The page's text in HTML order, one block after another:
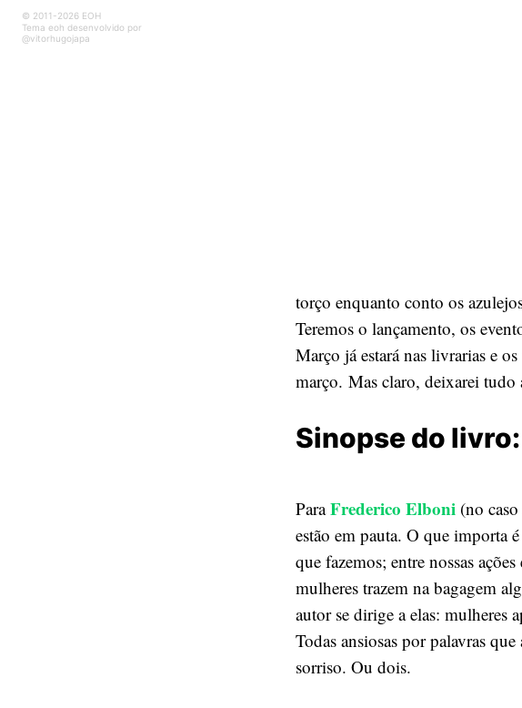
© 2011-2026 EOH
Tema eoh desenvolvido por
@vitorhugojapa
torço enquanto conto os
Teremos o lançamento, os
Março já estará nas livrarias e
março. Mas claro, deixarei tudo
Sinopse do livro:
ParaFrederico Elboni (no
estão em pauta. O que importa
que fazemos; entre nossas
mulheres trazem na bagagem
autor se dirige a elas: mulheres
Todas ansiosas por palavras
sorriso. Ou dois.